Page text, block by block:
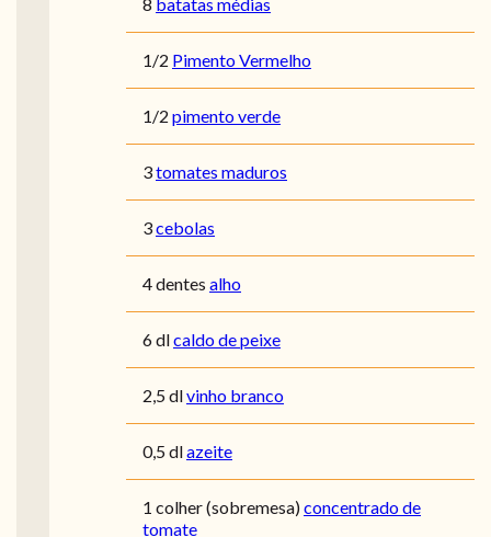
1/2 Pimento Vermelho
1/2 pimento verde
3tomates maduros
3cebolas
4 dentes alho
6 dlcaldo de peixe
2,5 dlvinho branco
0,5 dlazeite
1 colher (sobremesa)concentrado de
tomate